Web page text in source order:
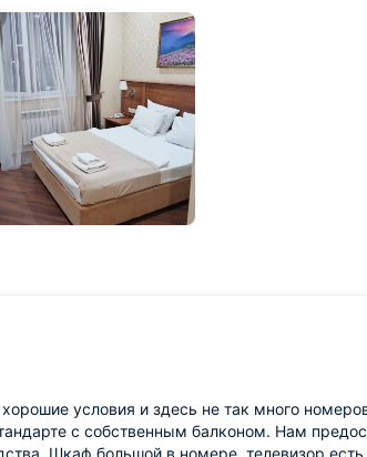
условия и здесь не так много
с собственным балконом. Нам
Шкаф большой в номере, телевизор